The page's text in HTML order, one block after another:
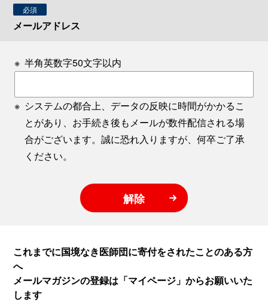
必須
メールアドレス
※ 半角英数字50文字以内
※ システムの都合上、データの反映に時間がかかるこ
とがあり、お手続き後もメールが数件配信される場
合がございます。誠に恐れ入りますが、何卒ご了承
ください。
解除
これまでに国境なき医師団に寄付をされたことのある方
へ
メールマガジンの登録は「マイページ」からお願いいた
します